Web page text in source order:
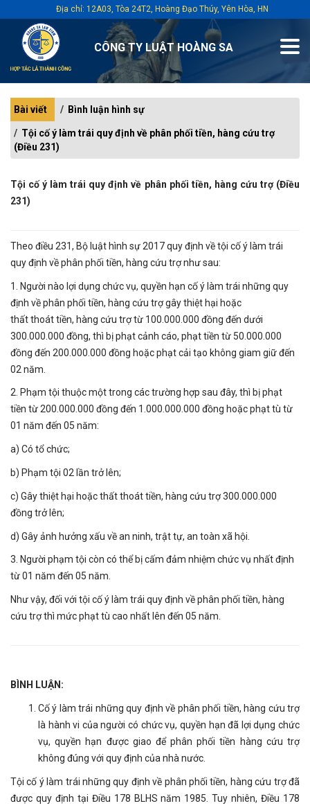
CÔNG TY LUẬT HOÀNG SA
Địa chỉ: 12A03, Tòa 24T2, Hoàng Đạo Thúy, Yên Hòa, HN
Bài viết Bình luận hình sự
Tội cố ý làm trái quy định về phân phối tiền, hàng cứu trợ
(Điều 231)
Tội cố ý làm trái quy định về phân phối tiền, hàng cứu trợ (Điều
231)
Theo điều 231, Bộ luật hình sự 2017 quy định về tội cố ý làm trái
quy định về phân phối tiền, hàng cứu trợ như sau:
1. Người nào lợi dụng chức vụ, quyền hạn cố ý làm trái những quy
định về phân phối tiền, hàng cứu trợ gây thiệt hại hoặc
thất thoát tiền, hàng cứu trợ từ 100.000.000 đồng đến dưới
300.000.000 đồng, thì bị phạt cảnh cáo, phạt tiền từ 50.000.000
đồng đến 200.000.000 đồng hoặc phạt cải tạo không giam giữ đến
02 năm.
2. Phạm tội thuộc một trong các trường hợp sau đây, thì bị phạt
tiền từ 200.000.000 đồng đến 1.000.000.000 đồng hoặc phạt tù từ
01 năm đến 05 năm:
a) Có tổ chức;
b) Phạm tội 02 lần trở lên;
c) Gây thiệt hại hoặc thất thoát tiền, hàng cứu trợ 300.000.000
đồng trở lên;
d) Gây ảnh hưởng xấu về an ninh, trật tự, an toàn xã hội.
3. Người phạm tội còn có thể bị cấm đảm nhiệm chức vụ nhất định
từ 01 năm đến 05 năm.
Như vậy, đối với tội cố ý làm trái quy định về phân phối tiền, hàng
cứu trợ thì mức phạt tù cao nhất lên đến 05 năm.
BÌNH LUẬN:
Cố ý làm trái những quy định về phân phối tiền, hàng cứu trợ
là hành vi của người có chức vụ, quyền hạn đã lợi dụng chức
vụ, quyền hạn được giao để phân phối tiền hàng cứu trợ
không đúng với quy định của nhà nước.
Tội cố ý làm trái những quy định về phân phối tiền, hàng cứu trợ đã
được quy định tại Điều 178 BLHS năm 1985. Tuy nhiên, Điều 178